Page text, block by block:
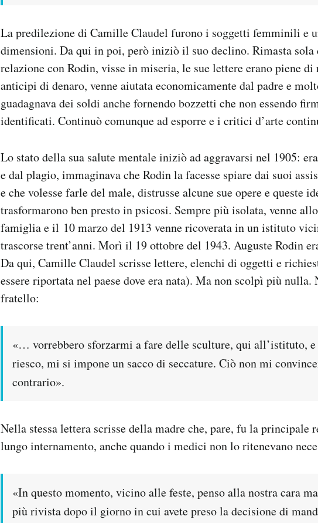
La predilezione di Camille Claudel furono i soggetti femminili e
dimensioni. Da qui in poi, però iniziò il suo declino. Rimasta sola
relazione con Rodin, visse in miseria, le sue lettere erano piene di
anticipi di denaro, venne aiutata economicamente dal padre e
guadagnava dei soldi anche fornendo bozzetti che non essendo
identificati. Continuò comunque ad esporre e i critici d’arte
Lo stato della sua salute mentale iniziò ad aggravarsi nel 1905:
e dal plagio, immaginava che Rodin la facesse spiare dai suoi
e che volesse farle del male, distrusse alcune sue opere e queste
trasformarono ben presto in psicosi. Sempre più isolata, venne
famiglia e il 10 marzo del 1913 venne ricoverata in un istituto
trascorse trent’anni. Morì il 19 ottobre del 1943. Auguste Rodin
Da qui, Camille Claudel scrisse lettere, elenchi di oggetti e
essere riportata nel paese dove era nata). Ma non scolpì più nulla.
fratello:
«… vorrebbero sforzarmi a fare delle sculture, qui all’istituto, e
riesco, mi si impone un sacco di seccature. Ciò non mi
contrario».
Nella stessa lettera scrisse della madre che, pare, fu la principale
lungo internamento, anche quando i medici non lo ritenevano
«In questo momento, vicino alle feste, penso alla nostra cara
più rivista dopo il giorno in cui avete preso la decisione di